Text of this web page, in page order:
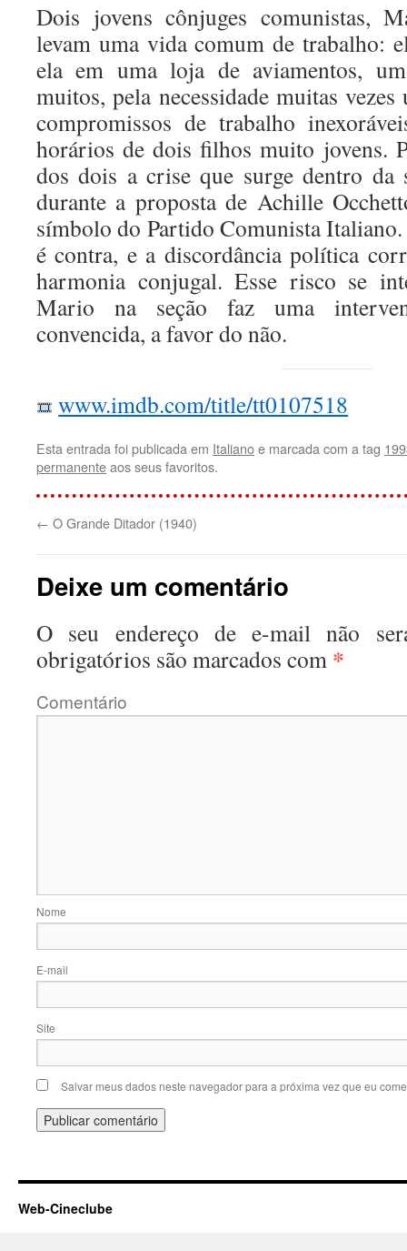
Dois jovens cônjuges comunistas,
levam uma vida comum de trabalho:
ela em uma loja de aviamentos,
muitos, pela necessidade muitas
compromissos de trabalho
horários de dois filhos muito jovens.
dos dois a crise que surge dentro da
durante a proposta de Achille
símbolo do Partido Comunista
é contra, e a discordância política
harmonia conjugal. Esse risco se
Mario na seção faz uma
convencida, a favor do não.
www.imdb.com/title/tt0107518
Esta entrada foi publicada em Italianoe marcada com a tag
permanenteaos seus favoritos.
← O Grande Ditador (1940)
Deixe um comentário
O seu endereço de e-mail não
obrigatórios são marcados com *
E-
Site
Salvar meus dados neste navegador para a próxima vez que eu
Web-Cineclube